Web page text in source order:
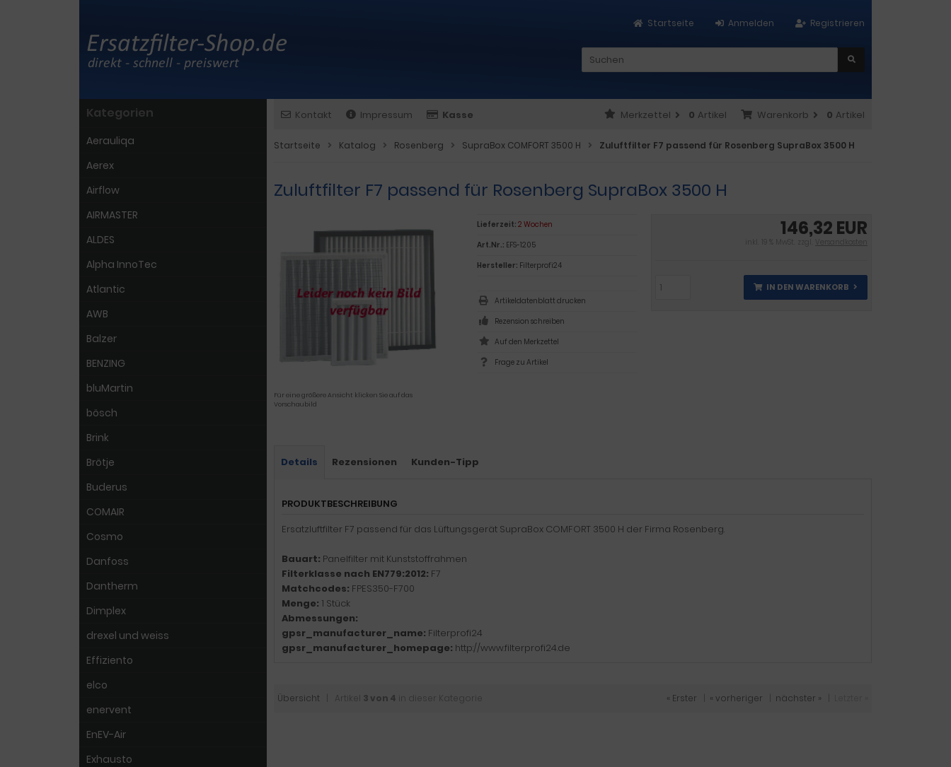
Registrieren
Anmelden
Startseite
Kontakt Impressum Kasse Warenkorb 0 Artikel
Merkzettel 0 Artikel
Startseite Katalog Rosenberg SupraBox COMFORT 3500 H Zuluftfilter F7 passend für Rosenberg SupraBox 3500 H
Zuluftfilter F7 passend für Rosenberg SupraBox 3500 H
Für eine größere Ansicht klicken Sie auf das
Vorschaubild
146,32 EUR
inkl. 19 % MwSt. zzgl. Versandkosten
IN DEN WARENKORB
Lieferzeit: 2 Wochen
Art.Nr.: EFS-1205
Hersteller: Filterprofi24
Artikeldatenblatt drucken
Rezension schreiben
Frage zu Artikel
Details Rezensionen Kunden-Tipp
PRODUKTBESCHREIBUNG
Ersatzluftfilter F7 passend für das Lüftungsgerät SupraBox COMFORT 3500 H der Firma Rosenberg.
Bauart: Panelfilter mit Kunststoffrahmen
Filterklasse nach EN779:2012: F7
Matchcodes: FPES350-F700
Menge: 1 Stück
Abmessungen:
gpsr_manufacturer_name: Filterprofi24
gpsr_manufacturer_homepage: http://www.filterprofi24.de
Übersicht | Artikel 3 von 4 in dieser Kategorie « Erster « vorheriger nächster »
Kategorien
Aerauliqa
Aerex
Airflow
AIRMASTER
ALDES
Alpha InnoTec
Atlantic
AWB
Balzer
BENZING
bluMartin
bösch
Brink
Brötje
Buderus
COMAIR
Cosmo
Danfoss
Dantherm
Dimplex
drexel und weiss
Effiziento
elco
enervent
EnEV-Air
Exhausto